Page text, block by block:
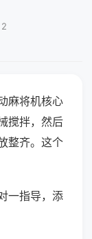
麻将机核心
搅拌，然后
整齐。这个
一指导，添